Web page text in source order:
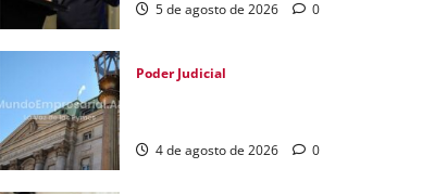
5 de agosto de 2026 0
Poder Judicial
4 de agosto de 2026 0